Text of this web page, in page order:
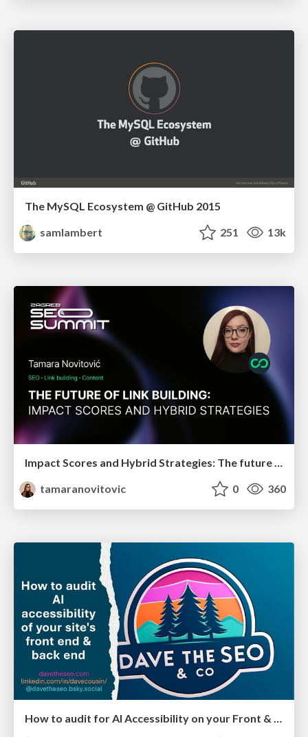
The MySQL Ecosystem @ GitHub 2015
samlambert
251 13k
tamaranovitovic
0 360
How to audit for AI Accessibility on your Front & Back End